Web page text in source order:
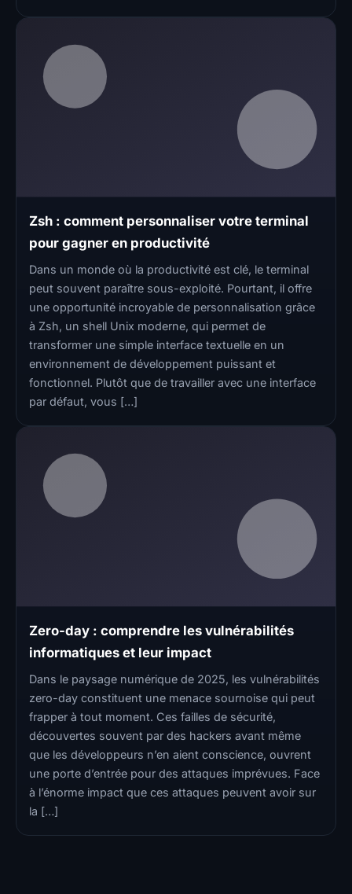
Zsh : comment personnaliser votre terminal
pour gagner en productivité
Dans un monde où la productivité est clé, le terminal
peut souvent paraître sous-exploité. Pourtant, il offre
une opportunité incroyable de personnalisation grâce
à Zsh, un shell Unix moderne, qui permet de
transformer une simple interface textuelle en un
environnement de développement puissant et
fonctionnel. Plutôt que de travailler avec une interface
par défaut, vous […]
Zero-day : comprendre les vulnérabilités
informatiques et leur impact
Dans le paysage numérique de 2025, les vulnérabilités
zero-day constituent une menace sournoise qui peut
frapper à tout moment. Ces failles de sécurité,
découvertes souvent par des hackers avant même
que les développeurs n’en aient conscience, ouvrent
une porte d’entrée pour des attaques imprévues. Face
à l’énorme impact que ces attaques peuvent avoir sur
la […]